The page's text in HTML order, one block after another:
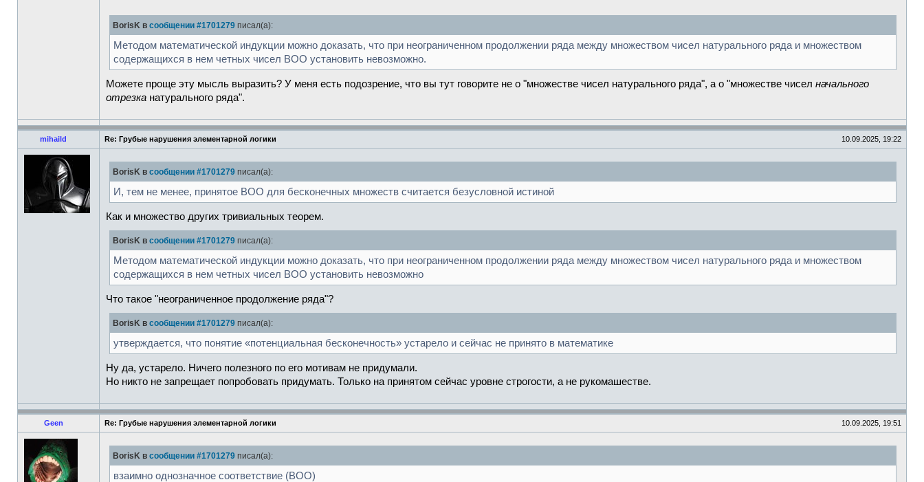
BorisK в сообщении #1701279 писал(а):
Методом математической индукции можно доказать, что при неограниченном продолжении ряда между множеством чисел натурального ряда и множеством
содержащихся в нем четных чисел ВОО установить невозможно.
Можете проще эту мысль выразить? У меня есть подозрение, что вы тут говорите не о "множестве чисел натурального ряда", а о "множестве чисел начального
отрезка натурального ряда".
mihaild Re: Грубые нарушения элементарной логики 10.09.2025, 19:22
BorisK в сообщении #1701279 писал(а):
И, тем не менее, принятое ВОО для бесконечных множеств считается безусловной истиной
Как и множество других тривиальных теорем.
BorisK в сообщении #1701279 писал(а):
Методом математической индукции можно доказать, что при неограниченном продолжении ряда между множеством чисел натурального ряда и множеством
содержащихся в нем четных чисел ВОО установить невозможно
Что такое "неограниченное продолжение ряда"?
BorisK в сообщении #1701279 писал(а):
утверждается, что понятие «потенциальная бесконечность» устарело и сейчас не принято в математике
Ну да, устарело. Ничего полезного по его мотивам не придумали.
Но никто не запрещает попробовать придумать. Только на принятом сейчас уровне строгости, а не рукомашестве.
Geen Re: Грубые нарушения элементарной логики 10.09.2025, 19:51
BorisK в сообщении #1701279 писал(а):
взаимно однозначное соответствие (ВОО)